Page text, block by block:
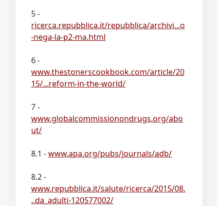
5 -
ricerca.repubblica.it/repubblica/archivi...o
-nega-la-p2-ma.html
6 -
www.thestonerscookbook.com/article/20
15/...reform-in-the-world/
7 -
www.globalcommissionondrugs.org/abo
ut/
8.1 -www.apa.org/pubs/journals/adb/
8.2 -
www.repubblica.it/salute/ricerca/2015/08.
..da_adulti-120577002/